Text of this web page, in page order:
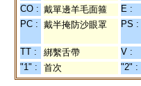
CO : 戴單邊羊毛面箍 E :
PC : 戴半掩防沙眼罩 PS :
TT : 綁繫舌帶 V :
"1" :
首次 "2" :